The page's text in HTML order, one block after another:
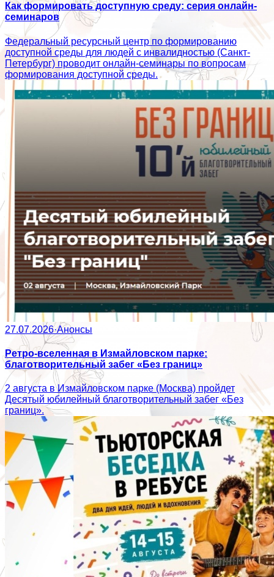
Как формировать доступную среду: серия онлайн-
семинаров
Федеральный ресурсный центр по формированию
доступной среды для людей с инвалидностью (Санкт-
Петербург) проводит онлайн-семинары по вопросам
формирования доступной среды.
27.07.2026·Анонсы
Ретро-вселенная в Измайловском парке:
благотворительный забег «Без границ»
2 августа в Измайловском парке (Москва) пройдет
Десятый юбилейный благотворительный забег «Без
границ».